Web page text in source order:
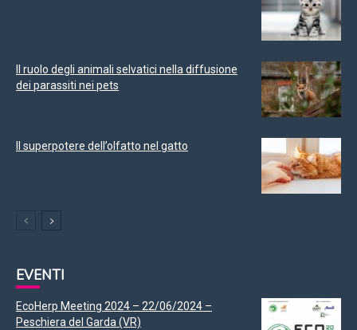
Il ruolo degli animali selvatici nella diffusione
dei parassiti nei pets
Il superpotere dell’olfatto nel gatto
EVENTI
EcoHerp Meeting 2024 – 22/06/2024 –
Peschiera del Garda (VR)